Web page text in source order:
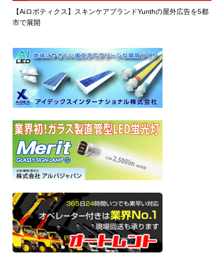
【Aiロボティクス】スキンケアブランドYunthの屋外広告を5都
市で展開